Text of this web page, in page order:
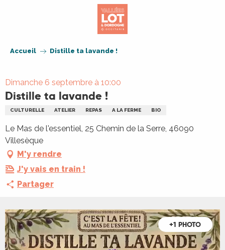
Accueil Distille ta lavande !
Dimanche 6 septembre à 10:00
Distille ta lavande !
CULTURELLE ATELIER REPAS A LA FERME BIO
Le Mas de l'essentiel, 25 Chemin de la Serre, 46090
Villesèque
M'y rendre
J'y vais en train !
Partager
+1 PHOTO